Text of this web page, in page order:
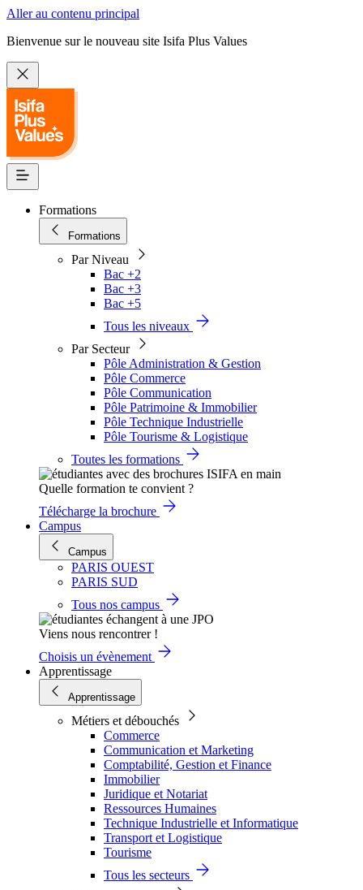
Aller au contenu principal
Bienvenue sur le nouveau site Isifa Plus Values
Formations
Formations
Par Niveau
Bac +2
Bac +3
Bac +5
Tous les niveaux
Par Secteur
Pôle Administration & Gestion
Pôle Commerce
Pôle Communication
Pôle Patrimoine & Immobilier
Pôle Technique Industrielle
Pôle Tourisme & Logistique
Toutes les formations
Quelle formation te convient ?
Télécharge la brochure
Campus
Campus
PARIS OUEST
PARIS SUD
Tous nos campus
Viens nous rencontrer !
Choisis un évènement
Apprentissage
Apprentissage
Métiers et débouchés
Commerce
Communication et Marketing
Comptabilité, Gestion et Finance
Immobilier
Juridique et Notariat
Ressources Humaines
Technique Industrielle et Informatique
Transport et Logistique
Tourisme
Tous les secteurs